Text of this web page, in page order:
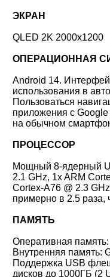
ЭКРАН
QLED 2K 2000x1200
ОПЕРАЦИОННАЯ
Android 14.
использования в
Пользоваться
приложения с Google
на обычном
ПРОЦЕССОР
Мощный 8-ядерный
2.1 GHz, 1x ARM
Cortex-A76 @ 2.3
примерно в 2.5 раза,
ПАМЯТЬ
Оперативная память:
Внутренняя память:
Поддержка USB
дисков до 1000ГБ (2